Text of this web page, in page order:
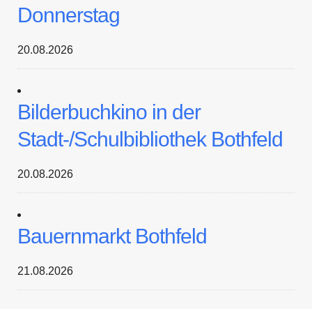
Donnerstag
20.08.2026
Bilderbuchkino in der
Stadt-/Schulbibliothek Bothfeld
20.08.2026
Bauernmarkt Bothfeld
21.08.2026